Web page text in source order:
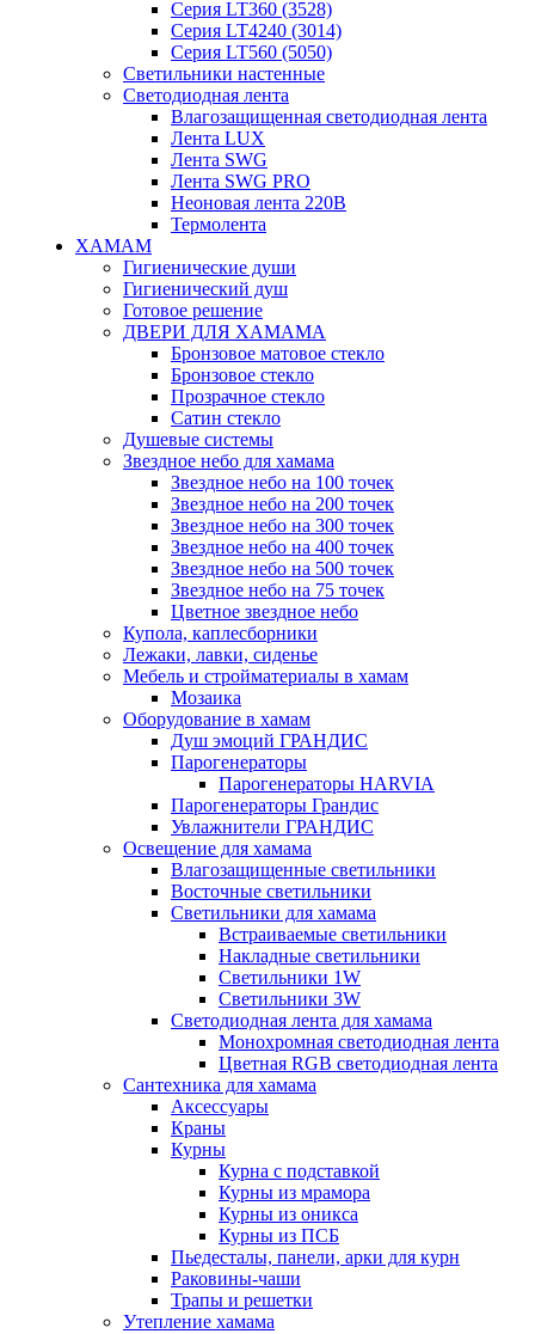
Серия LT360 (3528)
Серия LT4240 (3014)
Серия LT560 (5050)
Светильники настенные
Светодиодная лента
Влагозащищенная светодиодная лента
Лента LUX
Лента SWG
Лента SWG PRO
Неоновая лента 220В
Термолента
ХАМАМ
Гигиенические души
Гигиенический душ
Готовое решение
ДВЕРИ ДЛЯ ХАМАМА
Бронзовое матовое стекло
Бронзовое стекло
Прозрачное стекло
Сатин стекло
Душевые системы
Звездное небо для хамама
Звездное небо на 100 точек
Звездное небо на 200 точек
Звездное небо на 300 точек
Звездное небо на 400 точек
Звездное небо на 500 точек
Звездное небо на 75 точек
Цветное звездное небо
Купола, каплесборники
Лежаки, лавки, сиденье
Мебель и стройматериалы в хамам
Мозаика
Оборудование в хамам
Душ эмоций ГРАНДИС
Парогенераторы
Парогенераторы HARVIA
Парогенераторы Грандис
Увлажнители ГРАНДИС
Освещение для хамама
Влагозащищенные светильники
Восточные светильники
Светильники для хамама
Встраиваемые светильники
Накладные светильники
Светильники 1W
Светильники 3W
Светодиодная лента для хамама
Монохромная светодиодная лента
Цветная RGB светодиодная лента
Сантехника для хамама
Аксессуары
Краны
Курны
Курна с подставкой
Курны из мрамора
Курны из оникса
Курны из ПСБ
Пьедесталы, панели, арки для курн
Раковины-чаши
Трапы и решетки
Утепление хамама